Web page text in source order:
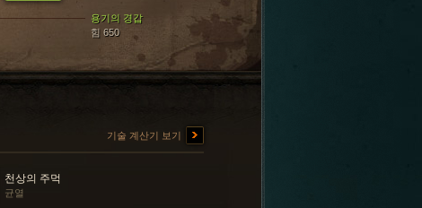
용기의 경갑
힘 650
기술 계산기 보기
천상의 주먹
균열